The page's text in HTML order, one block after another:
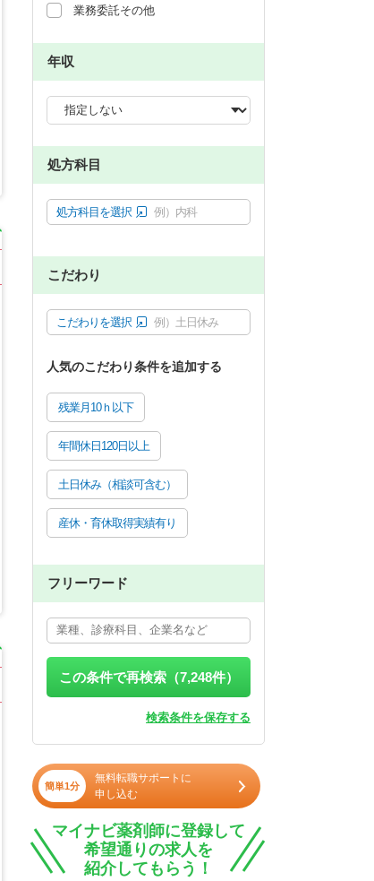
業務委託その他
年収
処方科目
処方科目を選択 例）内科
こだわり
こだわりを選択 例）土日休み
人気のこだわり条件を追加する
残業月10ｈ以下
年間休日120日以上
土日休み（相談可含む）
産休・育休取得実績有り
フリーワード
この条件で再検索（7,248件）
検索条件を保存する
簡単1分
無料転職サポートに
申し込む
マイナビ薬剤師に登録して
希望通りの求人を
紹介してもらう！